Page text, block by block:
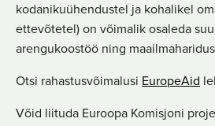
kodanikuühendustel ja kohalikel
ettevõtetel) on võimalik osaleda
arengukoostöö ning
Otsi rahastusvõimalusi EuropeAid
Võid liituda Euroopa Komisjoni